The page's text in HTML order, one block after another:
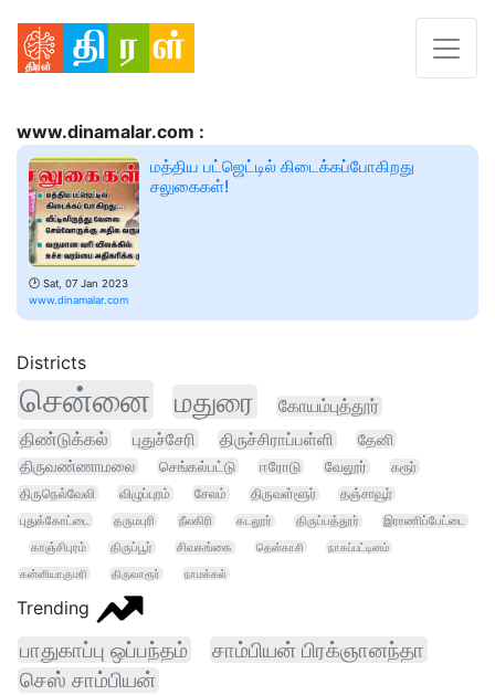
www.dinamalar.com :
🕑 Sat, 07 Jan 2023
www.dinamalar.com
மத்திய பட்ஜெட்டில் கிடைக்கப்போகிறது
சலுகைகள்!
Districts
சென்னை மதுரை
கோயம்புத்தூர்
திண்டுக்கல்
புதுச்சேரி திருச்சிராப்பள்ளி தேனி
திருவண்ணாமலை செங்கல்பட்டு ஈரோடு வேலூர்
கரூர்
திருநெல்வேலி
விழுப்புரம் சேலம் திருவள்ளூர்
தஞ்சாவூர்
புதுக்கோட்டை
தருமபுரி நீலகிரி கடலூர் திருப்பத்தூர்
இராணிப்பேட்டை
காஞ்சிபுரம்
திருப்பூர் சிவகங்கை தென்காசி
நாகப்பட்டினம்
கன்னியாகுமரி
திருவாரூர் நாமக்கல்
Trending
பாதுகாப்பு ஒப்பந்தம் சாம்பியன் பிரக்ஞானந்தா
செஸ் சாம்பியன்